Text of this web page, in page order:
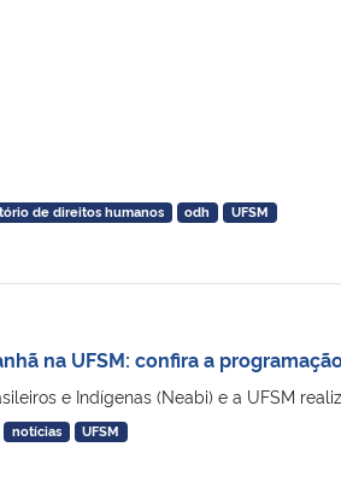
de direitos humanos odh UFSM
na UFSM: confira a
e Indígenas (Neabi) e a UFSM
notícias UFSM